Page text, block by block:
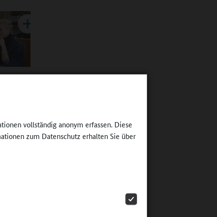
vollständig anonym erfassen. Diese
zum Datenschutz erhalten Sie über